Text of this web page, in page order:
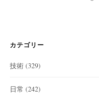
カテゴリー
技術 (329)
日常 (242)